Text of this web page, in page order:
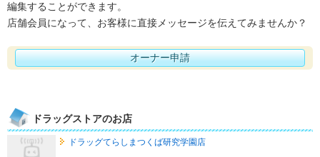
編集することができます。
店舗会員になって、お客様に直接メッセージを伝えてみませんか？
オーナー申請
ドラッグストアのお店
ドラッグてらしまつくば研究学園店